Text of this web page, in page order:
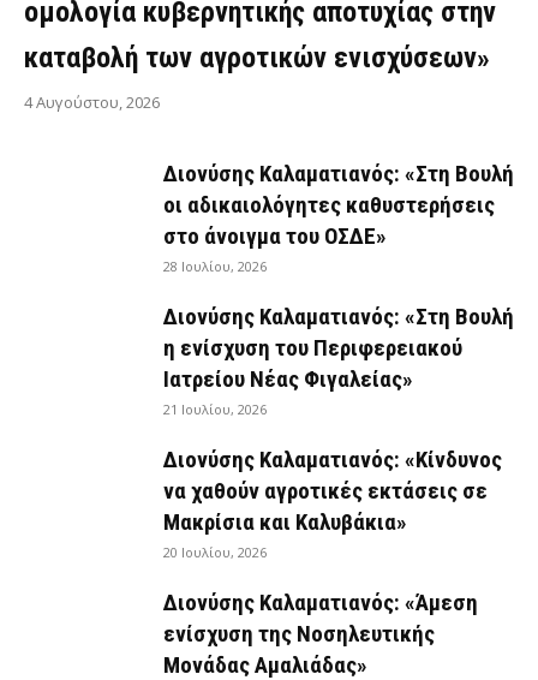
ομολογία κυβερνητικής αποτυχίας στην
καταβολή των αγροτικών ενισχύσεων»
4 Αυγούστου, 2026
Διονύσης Καλαματιανός: «Στη Βουλή
οι αδικαιολόγητες καθυστερήσεις
στο άνοιγμα του ΟΣΔΕ»
28 Ιουλίου, 2026
Διονύσης Καλαματιανός: «Στη Βουλή
η ενίσχυση του Περιφερειακού
Ιατρείου Νέας Φιγαλείας»
21 Ιουλίου, 2026
Διονύσης Καλαματιανός: «Κίνδυνος
να χαθούν αγροτικές εκτάσεις σε
Μακρίσια και Καλυβάκια»
20 Ιουλίου, 2026
Διονύσης Καλαματιανός: «Άμεση
ενίσχυση της Νοσηλευτικής
Μονάδας Αμαλιάδας»